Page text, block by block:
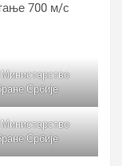
700 м/с
Србије
Србије